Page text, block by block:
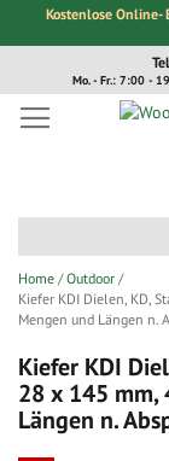
Kostenlose Online-
Inhalt
Mo. - Fr.: 7:00 -
Home
Outdoor
Kiefer KDI Dielen, KD,
Mengen und Längen n.
Kiefer KDI
28 x 145 mm,
Längen n.